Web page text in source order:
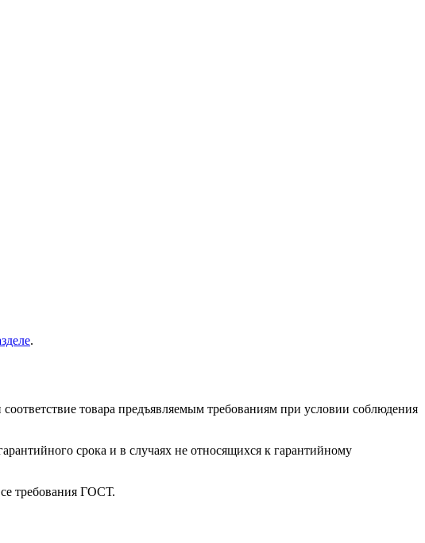
.
товара предъяв­ляе­мым требованиям при условии соблюдения
срока и в случаях не относящихся к гарантийному
требования ГОСТ.